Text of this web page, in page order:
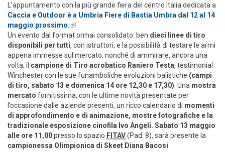
L’appuntamento con la più grande fiera del centro Italia dedicata a
Caccia e Outdoor è a Umbria Fiere di Bastia Umbra dal 12 al 14
maggio prossimo.(link is external)
Un evento dal format ormai consolidato: ben dieci linee di tiro
disponibili per tutti, con istruttori, e la possibilità di testare le armi
appena immesse sul mercato, nonché di ammirare, ancora una
volta, il campione di Tiro acrobatico Raniero Testa, testimonial
Winchester con le sue funamboliche evoluzioni balistiche (campi
di tiro, sabato 13 e domenica 14 ore 12,30 e 17,30) . Una mostra
mercato fornitissima, con le ultime novità presentate per
l’occasione dalle aziende presenti, un ricco calendario di momenti
di approfondimento e di animazione, mostre fotografiche e la
tradizionale esposizione cinofila Ivo Angeli. Sabato 13 maggio
alle ore 11,00presso lo spazio FITAV(Pad. 8), sarà presente la
campionessa Olimpionica di Skeet Diana Bacosi